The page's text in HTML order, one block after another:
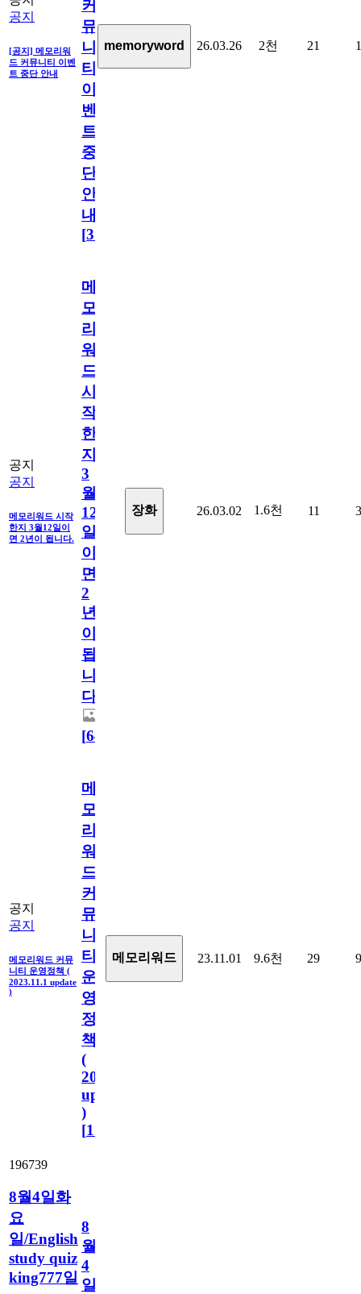
공지
[공지] 메모리워
드 커뮤니티 이벤
트 중단 안내
커
뮤
니
티
이
벤
트
중
단
안
내
[31
memoryword 26.03.26 2천 21 1
공지
공지
메모리워드 시작
한지 3월12일이
면 2년이 됩니다.
메
모
리
워
드
시
작
한
지
3
월
12
일
이
면
2
년
이
됩
니
다.
[64
장화 26.03.02 1.6천 11 3
공지
공지
메모리워드 커뮤
니티 운영정책 (
2023.11.1 update
)
메
모
리
워
드
커
뮤
니
티
운
영
정
책
(
2023.11.1
update
)
[110
메모리워드 23.11.01 9.6천 29 9
196739
8월4일화
요
일/English
study quiz
king777일
8
월
4
일